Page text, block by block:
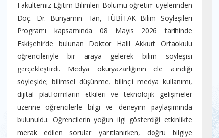
Fakültemiz Eğitim Bilimleri Bölümü öğretim üyelerinden
Doç. Dr. Bünyamin Han, TÜBİTAK Bilim Söyleşileri
Programı kapsamında 08 Mayıs 2026 tarihinde
Eskişehir’de bulunan Doktor Halil Akkurt Ortaokulu
öğrencileriyle bir araya gelerek bilim söyleşisi
gerçekleştirdi. Medya okuryazarlığının ele alındığı
söyleşide; bilimsel düşünme, bilinçli medya kullanımı,
dijital platformların etkileri ve teknolojik gelişmeler
üzerine öğrencilerle bilgi ve deneyim paylaşımında
bulunuldu. Öğrencilerin yoğun ilgi gösterdiği etkinlikte
merak edilen sorular yanıtlanırken, doğru bilgiye